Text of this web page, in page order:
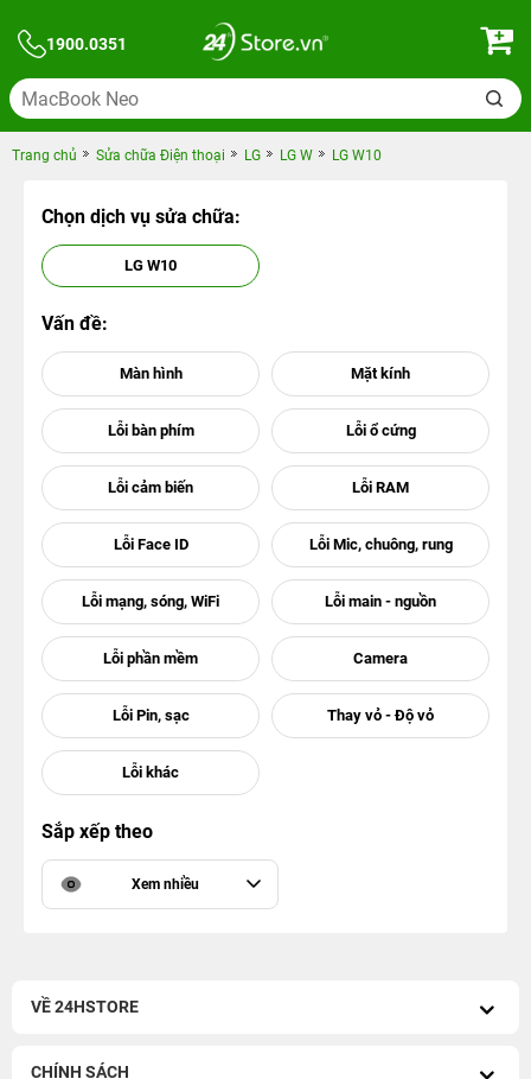
1900.0351
Trang chủ Sửa chữa Điện thoại LG LG W LG W10
Chọn dịch vụ sửa chữa:
LG W10
Vấn đề:
Sắp xếp theo
Xem nhiều
VỀ 24HSTORE
CHÍNH SÁCH